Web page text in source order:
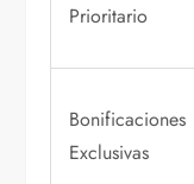
Prioritario
Bonificaciones
Exclusivas